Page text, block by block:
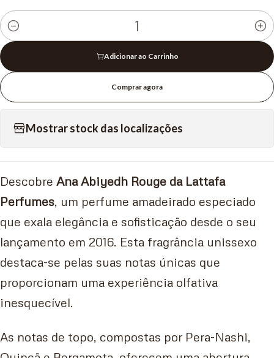
Quantidade
Adicionar ao Carrinho
Comprar agora
Mostrar stock das localizações
Descobre Ana Abiyedh Rouge da Lattafa
Perfumes, um perfume amadeirado especiado
que exala elegância e sofisticação desde o seu
lançamento em 2016. Esta fragrância unissexo
destaca-se pelas suas notas únicas que
proporcionam uma experiência olfativa
inesquecível.
As notas de topo, compostas por Pera-Nashi,